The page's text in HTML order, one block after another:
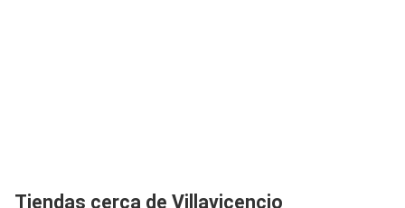
Tiendas cerca de Villavicencio